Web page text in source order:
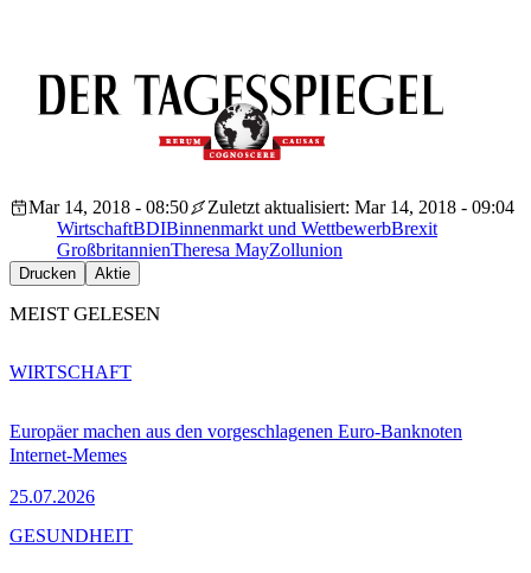
Mar 14, 2018 - 08:50
Zuletzt aktualisiert: Mar 14, 2018 - 09:04
WirtschaftBDIBinnenmarkt und WettbewerbBrexit
GroßbritannienTheresa MayZollunion
Drucken Aktie
MEIST GELESEN
Europäer machen aus den vorgeschlagenen Euro-Banknoten
Internet-Memes
25.07.2026
WIRTSCHAFT
GESUNDHEIT